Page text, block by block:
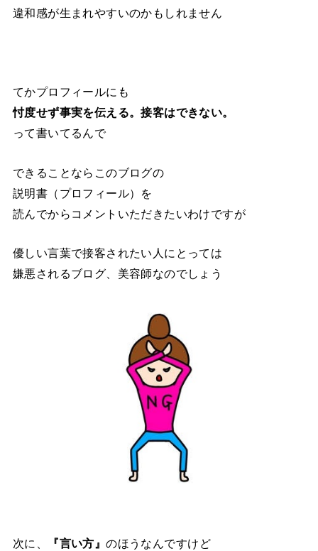
違和感が生まれやすいのかもしれません
てかプロフィールにも
忖度せず事実を伝える。接客はできない。
って書いてるんで
できることならこのブログの
説明書（プロフィール）を
読んでからコメントいただきたいわけですが
優しい言葉で接客されたい人にとっては
嫌悪されるブログ、美容師なのでしょう
次に、 『言い方』のほうなんですけど